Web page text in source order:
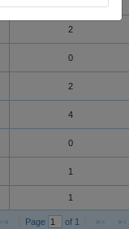
2
0
2
4
0
1
1
Page of 1